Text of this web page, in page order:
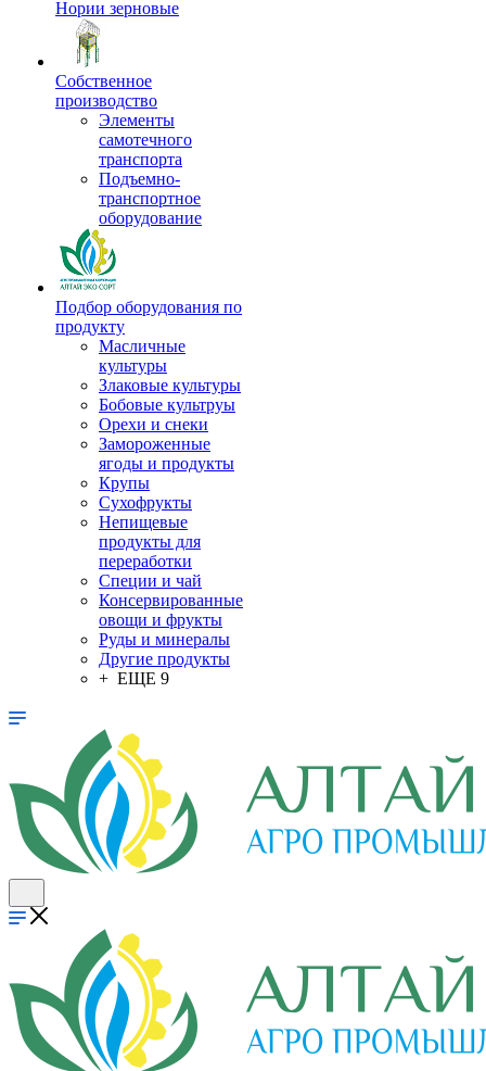
Нории зерновые
Собственное
производство
Элементы
самотечного
транспорта
Подъемно-
транспортное
оборудование
Подбор оборудования по
продукту
Масличные
культуры
Злаковые культуры
Бобовые культруы
Орехи и снеки
Замороженные
ягоды и продукты
Крупы
Сухофрукты
Непищевые
продукты для
переработки
Специи и чай
Консервированные
овощи и фрукты
Руды и минералы
Другие продукты
+ ЕЩЕ 9